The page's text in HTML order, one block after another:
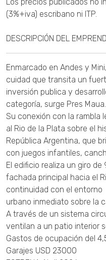
(3%+iva) escribano ni ITP.
DESCRIPCIÓN DEL
Enmarcado en Andes y
cuidad que transita un
inversión publica y
categoría, surge Pres Maua.
Su conexión con la rambla
al Rio de la Plata sobre el
República Argentina, que
con juegos infantiles,
El edificio realiza un giro
fachada principal hacia el
continuidad con el entorno
urbano inmediato sobre la
A través de un sistema
ventilan a un patio interior
Gastos de ocupación del
Garajes USD 23000